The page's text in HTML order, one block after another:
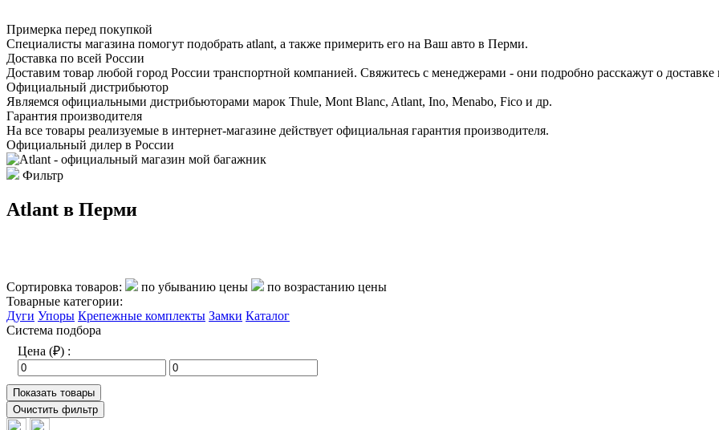
Примерка перед покупкой
Специалисты магазина помогут подобрать atlant, а также примерить его на Ваш авто в Перми.
Доставка по всей России
Доставим товар любой город России транспортной компанией. Свяжитесь с менеджерами - они подробно расскажут о доставке
Официальный дистрибьютор
Являемся официальными дистрибьюторами марок Thule, Mont Blanc, Atlant, Ino, Menabo, Fico и др.
Гарантия производителя
На все товары реализуемые в интернет-магазине действует официальная гарантия производителя.
Официальный дилер в России
Фильтр
Atlant в Перми
Сортировка товаров: по убыванию цены
по возрастанию цены
Товарные категории:
Дуги Упоры Крепежные комплекты Замки Каталог
Система подбора
Цена (₽) :
Показать товары
Очистить фильтр